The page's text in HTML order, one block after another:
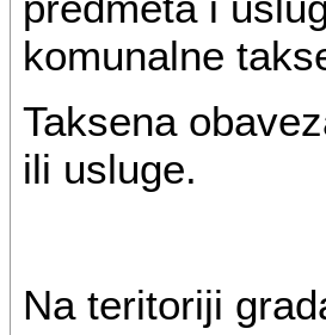
komunalne
Taksena
ili usluge.
Na teritoriji